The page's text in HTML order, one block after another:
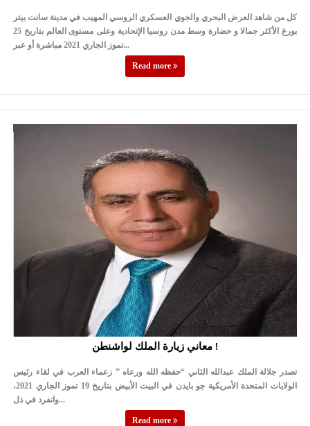
كل من شاهد العرض البحري والجوي العسكري الروسي المهيب في مدينة سانت بيتر
بورغ الأكثر جمالا و حضارة وسط مدن روسيا الإتحادية وعلى مستوى العالم بتاريخ 25
تموز الجاري 2021 مباشرة أو عبر...
Read more
معاني زيارة الملك لواشنطن !
تصدر جلالة الملك عبدالله الثاني “حفظه الله ورعاه ” زعماء العرب في لقاء رئيس
الولايات المتحدة الأمريكية جو بايدن في البيت الأبيض بتاريخ 19 تموز الجاري 2021،
وانفرد في ذل...
Read more